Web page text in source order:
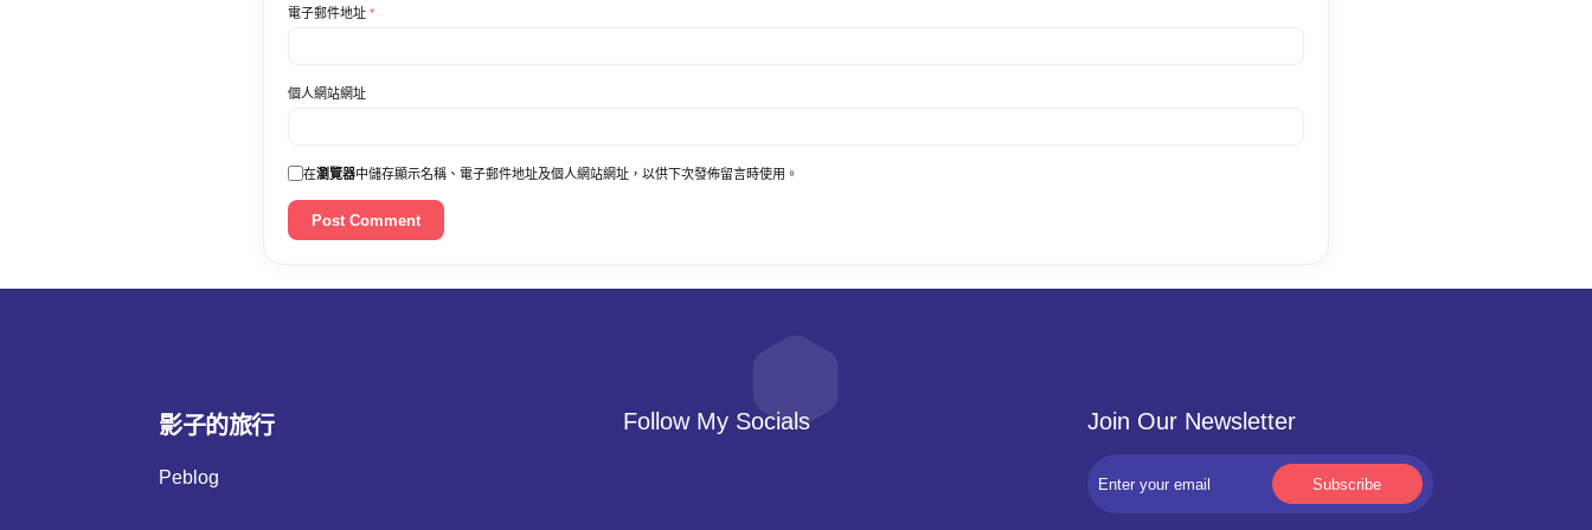
電子郵件地址 *
個人網站網址
在瀏覽器中儲存顯示名稱、電子郵件地址及個人網站網址，以供下次發佈留言時使用。
影子的旅行
Peblog
Follow My Socials Join Our Newsletter